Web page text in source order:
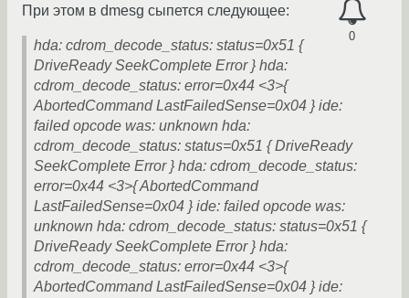
0
При этом в dmesg сыпется следующее:
hda: cdrom_decode_status: status=0x51 {
DriveReady SeekComplete Error } hda:
cdrom_decode_status: error=0x44 <3>{
AbortedCommand LastFailedSense=0x04 } ide:
failed opcode was: unknown hda:
cdrom_decode_status: status=0x51 { DriveReady
SeekComplete Error } hda: cdrom_decode_status:
error=0x44 <3>{ AbortedCommand
LastFailedSense=0x04 } ide: failed opcode was:
unknown hda: cdrom_decode_status: status=0x51 {
DriveReady SeekComplete Error } hda:
cdrom_decode_status: error=0x44 <3>{
AbortedCommand LastFailedSense=0x04 } ide: